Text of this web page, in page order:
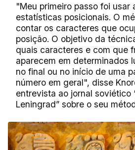
"Meu primeiro passo foi usar
estatísticas posicionais. O
contar os caracteres que
posição. O objetivo da
quais caracteres e com que
aparecem em determinados
no final ou no início de uma
número em geral", disse
entrevista ao jornal soviético
Leningrad” sobre o seu